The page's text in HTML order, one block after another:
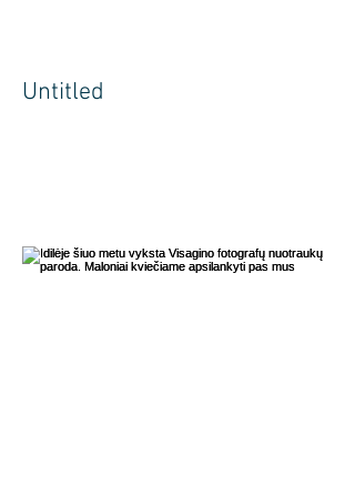
Untitled